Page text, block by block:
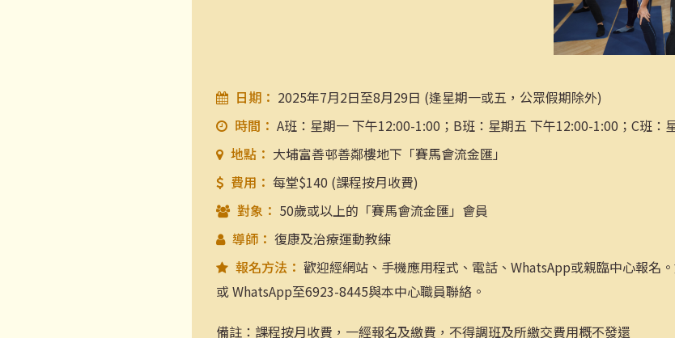
日期： 2025年7月2日至8月29日 (逢星期一或五，公眾假期除外)
時間： A班：星期一 下午12:00-1:00；B班：星期五 下午12:00-1:00；C班：
地點： 大埔富善邨善鄰樓地下「賽馬會流金匯」
費用： 每堂$140 (課程按月收費)
對象： 50歲或以上的「賽馬會流金匯」會員
導師： 復康及治療運動教練
報名方法： 歡迎經網站、手機應用程式、電話、WhatsApp或親臨中心報名
或 WhatsApp至6923-8445與本中心職員聯絡。
備註：課程按月收費，一經報名及繳費，不得調班及所繳交費用概不發還